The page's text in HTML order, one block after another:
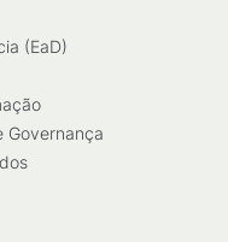
(EaD)
Governança